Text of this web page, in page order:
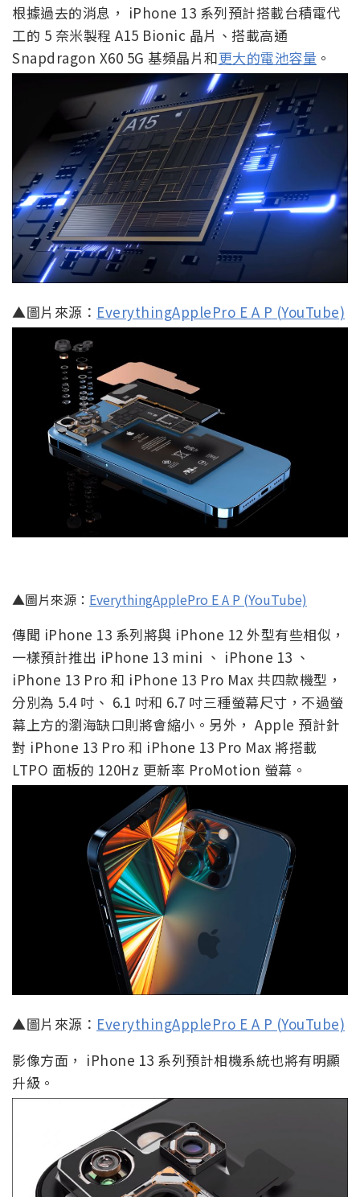
根據過去的消息， iPhone 13 系列預計搭載台積電代
工的 5 奈米製程 A15 Bionic 晶片、搭載高通
Snapdragon X60 5G 基頻晶片和更大的電池容量 。
▲圖片來源： EverythingApplePro E A P (YouTube)
▲圖片來源： EverythingApplePro E A P (YouTube)
傳聞 iPhone 13 系列將與 iPhone 12 外型有些相似，
一樣預計推出 iPhone 13 mini 、 iPhone 13 、
iPhone 13 Pro 和 iPhone 13 Pro Max 共四款機型，
分別為 5.4 吋、 6.1 吋和 6.7 吋三種螢幕尺寸，不過螢
幕上方的瀏海缺口則將會縮小。另外， Apple 預計針
對 iPhone 13 Pro 和 iPhone 13 Pro Max 將搭載
LTPO 面板的 120Hz 更新率 ProMotion 螢幕。
▲圖片來源： EverythingApplePro E A P (YouTube)
影像方面， iPhone 13 系列預計相機系統也將有明顯
升級。